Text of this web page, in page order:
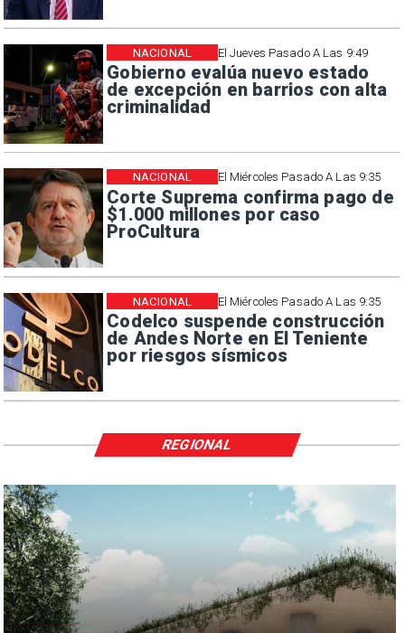
El Jueves Pasado A Las 9:49
Gobierno evalúa nuevo estado
de excepción en barrios con alta
criminalidad
NACIONAL
El Miércoles Pasado A Las 9:35
Corte Suprema confirma pago de
$1.000 millones por caso
ProCultura
NACIONAL
El Miércoles Pasado A Las 9:35
Codelco suspende construcción
de Andes Norte en El Teniente
por riesgos sísmicos
NACIONAL
REGIONAL